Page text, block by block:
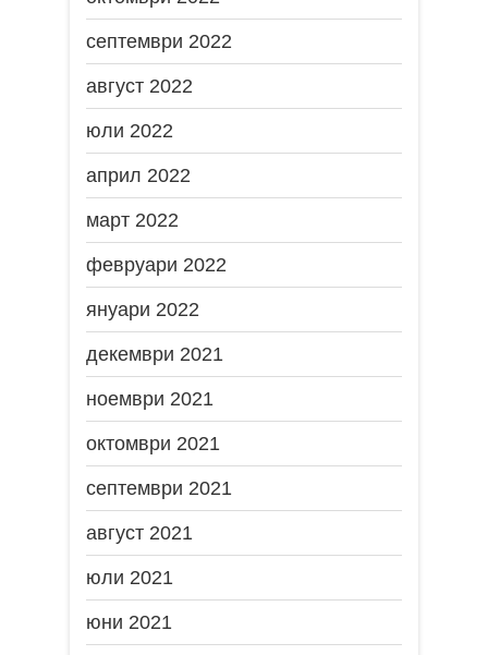
септември 2022
август 2022
юли 2022
април 2022
март 2022
февруари 2022
януари 2022
декември 2021
ноември 2021
октомври 2021
септември 2021
август 2021
юли 2021
юни 2021